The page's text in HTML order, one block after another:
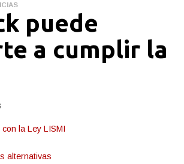
puede
a cumplir la
la Ley LISMI
alternativas